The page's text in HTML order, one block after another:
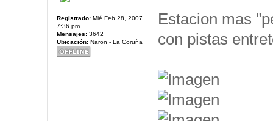
Registrado:Mié Feb 28, 2007
7:36 pm
Mensajes:3642
Ubicación:Naron - La Coruña
Estacion mas
con pistas